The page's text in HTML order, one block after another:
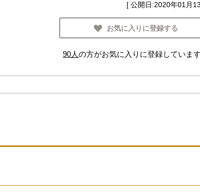
[ 公開日:2020年01月
お気に入りに登録する
90人の方がお気に入りに登録しています